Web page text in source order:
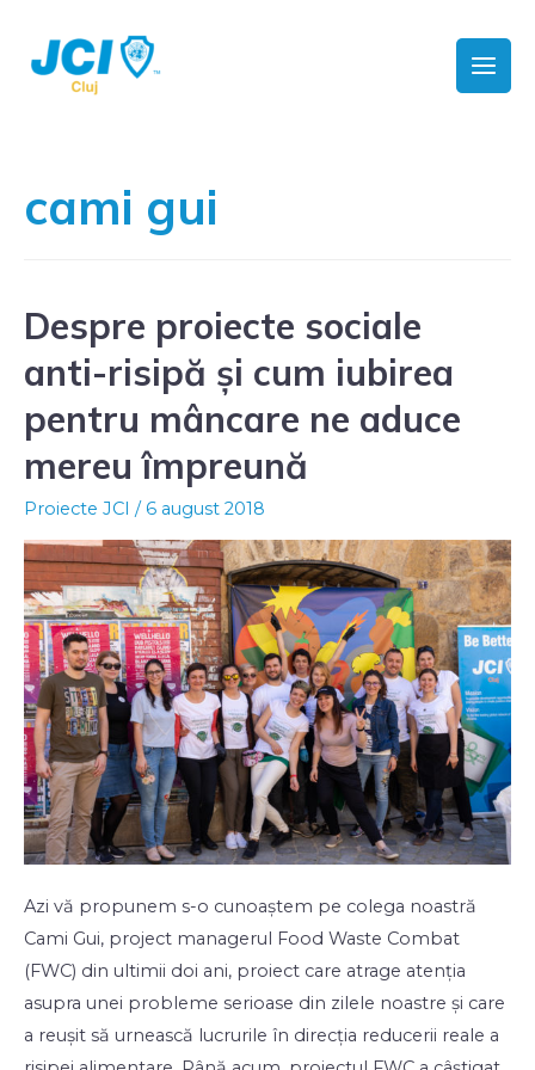
cami gui
Despre proiecte sociale
anti-risipă și cum iubirea
pentru mâncare ne aduce
mereu împreună
Proiecte JCI / 6 august 2018
Azi vă propunem s-o cunoaștem pe colega noastră
Cami Gui, project managerul Food Waste Combat
(FWC) din ultimii doi ani, proiect care atrage atenția
asupra unei probleme serioase din zilele noastre și care
a reușit să urnească lucrurile în direcția reducerii reale a